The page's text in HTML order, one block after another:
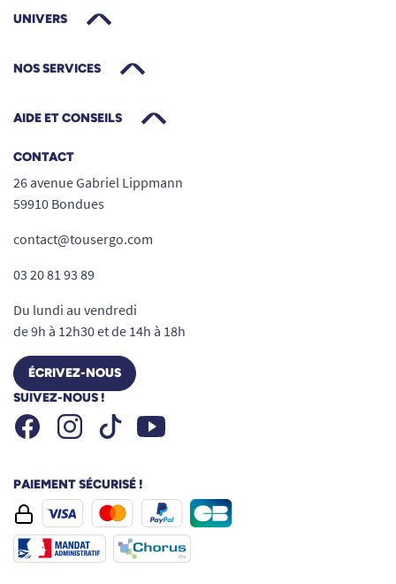
UNIVERS
NOS SERVICES
AIDE ET CONSEILS
CONTACT
26 avenue Gabriel Lippmann
59910 Bondues
contact@tousergo.com
03 20 81 93 89
Du lundi au vendredi
de 9h à 12h30 et de 14h à 18h
ÉCRIVEZ-NOUS
SUIVEZ-NOUS !
FacebookInstagramTiktok Youtube
PAIEMENT SÉCURISÉ !